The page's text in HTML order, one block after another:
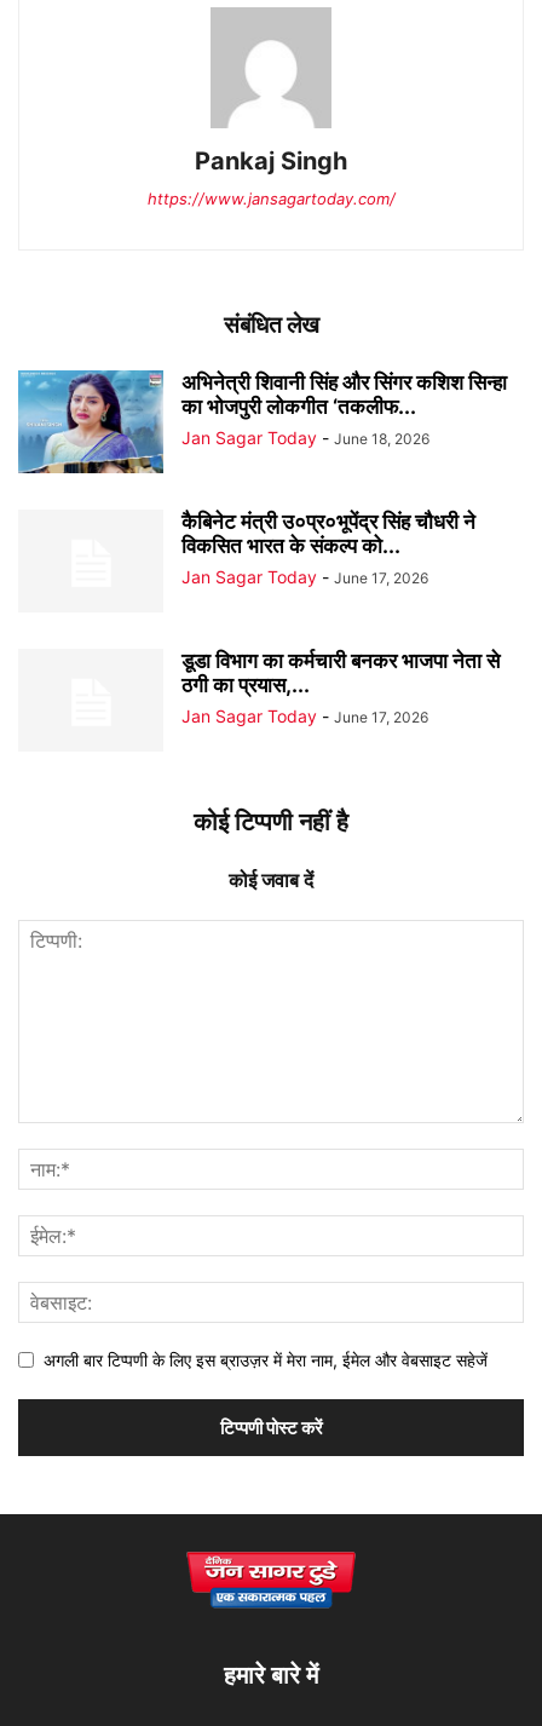
Pankaj Singh
https://www.jansagartoday.com/
संबंधित लेख
अभिनेत्री शिवानी सिंह और सिंगर कशिश सिन्हा
का भोजपुरी लोकगीत ‘तकलीफ...
Jan Sagar Today - June 18, 2026
कैबिनेट मंत्री उ०प्र०भूपेंद्र सिंह चौधरी ने
विकसित भारत के संकल्प को...
Jan Sagar Today - June 17, 2026
डूडा विभाग का कर्मचारी बनकर भाजपा नेता से
ठगी का प्रयास,...
Jan Sagar Today - June 17, 2026
कोई टिप्पणी नहीं है
कोई जवाब दें
अगली बार टिप्पणी के लिए इस ब्राउज़र में मेरा नाम, ईमेल और वेबसाइट सहेजें
हमारे बारे में